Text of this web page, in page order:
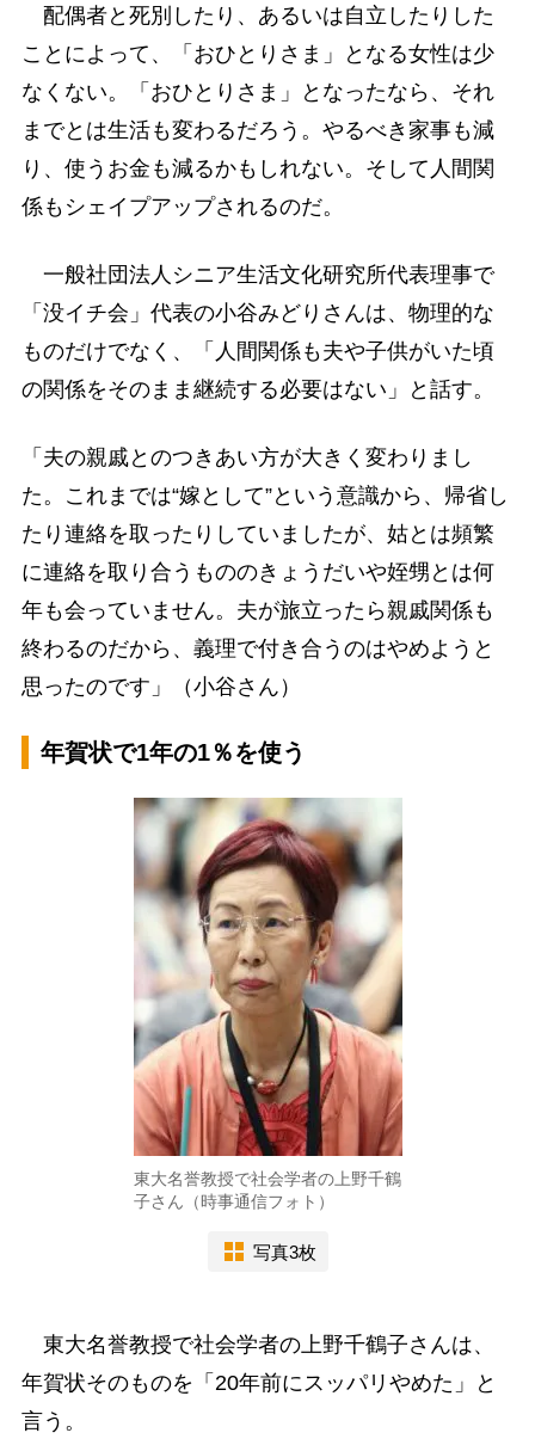
配偶者と死別したり、あるいは自立したりした
ことによって、「おひとりさま」となる女性は少
なくない。「おひとりさま」となったなら、それ
までとは生活も変わるだろう。やるべき家事も減
り、使うお金も減るかもしれない。そして人間関
係もシェイプアップされるのだ。
一般社団法人シニア生活文化研究所代表理事で
「没イチ会」代表の小谷みどりさんは、物理的な
ものだけでなく、「人間関係も夫や子供がいた頃
の関係をそのまま継続する必要はない」と話す。
「夫の親戚とのつきあい方が大きく変わりまし
た。これまでは“嫁として”という意識から、帰省し
たり連絡を取ったりしていましたが、姑とは頻繁
に連絡を取り合うもののきょうだいや姪甥とは何
年も会っていません。夫が旅立ったら親戚関係も
終わるのだから、義理で付き合うのはやめようと
思ったのです」（小谷さん）
年賀状で1年の1％を使う
東大名誉教授で社会学者の上野千鶴
子さん（時事通信フォト）
写真3枚
東大名誉教授で社会学者の上野千鶴子さんは、
年賀状そのものを「20年前にスッパリやめた」と
言う。